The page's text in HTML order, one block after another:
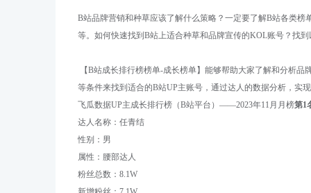
B站品牌营销和种草应该了解什么策略？一定要了解B站各类
等。如何快速找到B站上适合种草和品牌宣传的KOL账号？找
【B站成长排行榜榜单-成长榜单】能够帮助大家了解和分析品
等条件来找到适合的B站UP主账号，通过达人的数据分析，实
飞瓜数据UP主成长排行榜（B站平台） ——2023年11月月榜第1
达人名称：任青结
性别： 男
属性： 腰部达人
粉丝总数： 8.1W